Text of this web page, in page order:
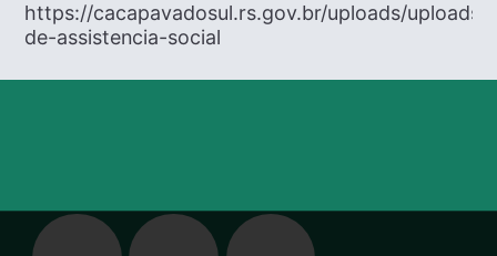
https://cacapavadosul.rs.gov.br/uploads/
de-assistencia-social